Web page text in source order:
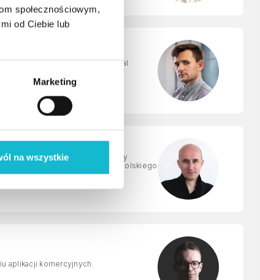
społecznościowym,
od Ciebie lub
Marketing
na wszystkie
z zakresu e-marketingu, social
trzykrotnym laureatem Nagrody
nagrody Książka dla Trenera Polskiego
aplikacji komercyjnych.